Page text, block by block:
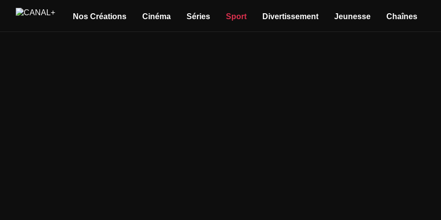
Nos Créations Cinéma Séries Sport Divertissement Jeunesse Chaînes